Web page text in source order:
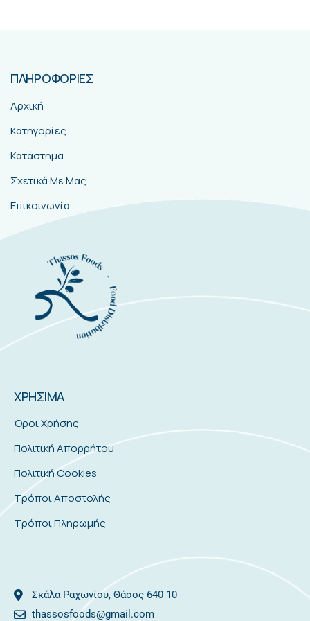
ΠΛΗΡΟΦΟΡΙΕΣ
Αρχική
Κατηγορίες
Κατάστημα
Σχετικά Με Μας
Επικοινωνία
ΧΡΗΣΙΜΑ
Όροι Χρήσης
Πολιτική Απορρήτου
Πολιτική Cookies
Τρόποι Αποστολής
Τρόποι Πληρωμής
Σκάλα Ραχωνίου, Θάσος 640 10
thassosfoods@gmail.com